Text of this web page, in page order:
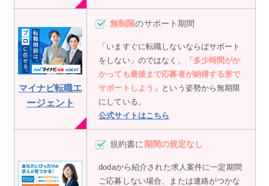
マイナビ転職エ
ージェント
無制限のサポート期間
「いますぐに転職しないならばサポート
をしない」のではなく、「多少時間がか
かっても最後まで応募者が納得する形で
サポートしよう 」という姿勢から無期限
にしている。
公式サイトはこちら
規約書に期間の規定なし
dodaから紹介された求人案件に一定期間
ご応募しない場合、または連絡がつかな